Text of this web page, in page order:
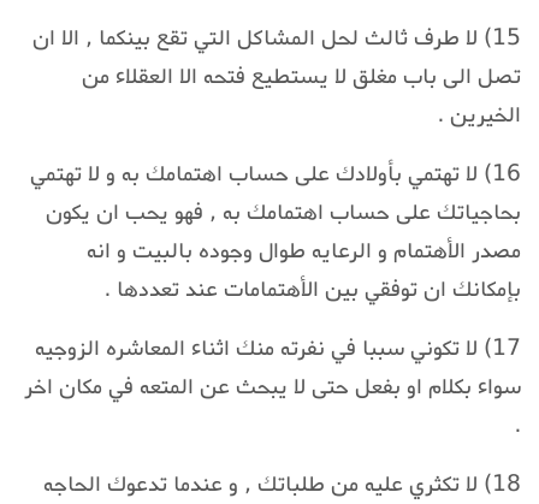
15) لا طرف ثالث لحل المشاكل التي تقع بينكما , الا ان
تصل الى باب مغلق لا يستطيع فتحه الا العقلاء من
الخيرين .
16) لا تهتمي بأولادك على حساب اهتمامك به و لا تهتمي
بحاجياتك على حساب اهتمامك به , فهو يحب ان يكون
مصدر الأهتمام و الرعايه طوال وجوده بالبيت و انه
بإمكانك ان توفقي بين الأهتمامات عند تعددها .
17) لا تكوني سببا في نفرته منك اثناء المعاشره الزوجيه
سواء بكلام او بفعل حتى لا يبحث عن المتعه في مكان اخر
.
18) لا تكثري عليه من طلباتك , و عندما تدعوك الحاجه